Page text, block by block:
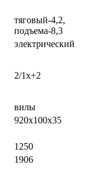
тяговый-4,2,
подъема-8,3
электрический
2/1x+2
вилы
920x100x35
1250
1906